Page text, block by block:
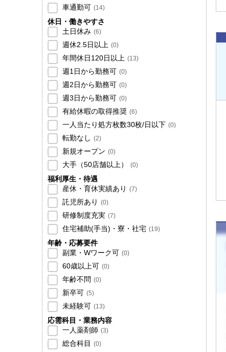
車通勤可 (14)
休日・働きやすさ
土日休み (6)
週休2.5日以上 (0)
年間休日120日以上 (13)
週1日から勤務可 (0)
週2日から勤務可 (0)
週3日から勤務可 (0)
有給休暇の取得推奨 (6)
一人当たり処方枚数30枚/日以下 (0)
転勤なし (2)
新規オープン (0)
大手（50店舗以上） (0)
福利厚生・待遇
産休・育休実績あり (7)
託児所あり (0)
研修制度充実 (7)
住宅補助(手当)・寮・社宅 (19)
年齢・応募要件
副業・Wワーク可 (0)
60歳以上可 (0)
年齢不問 (0)
新卒可 (5)
未経験可 (13)
応需科目・業務内容
一人薬剤師 (3)
総合科目 (0)